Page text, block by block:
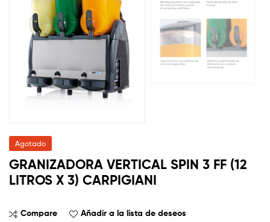
Agotado
GRANIZADORA VERTICAL SPIN 3 FF (12
LITROS X 3) CARPIGIANI
Compare Añadir a la lista de deseos